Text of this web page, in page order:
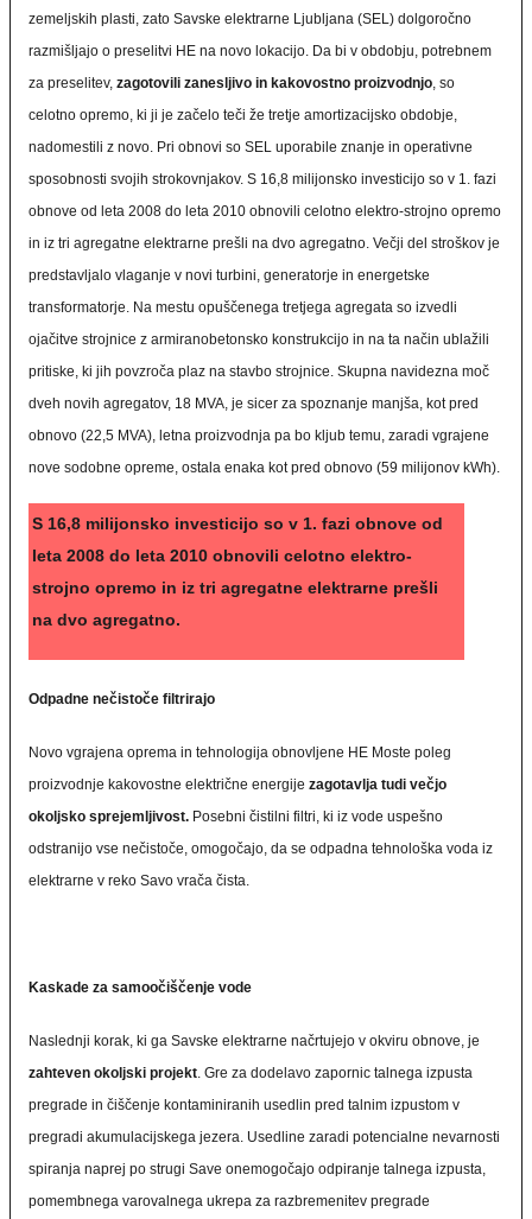
zemeljskih plasti, zato Savske elektrarne Ljubljana (SEL) dolgoročno
razmišljajo o preselitvi HE na novo lokacijo. Da bi v obdobju, potrebnem
za preselitev, zagotovili zanesljivo in kakovostno proizvodnjo, so
celotno opremo, ki ji je začelo teči že tretje amortizacijsko obdobje,
nadomestili z novo. Pri obnovi so SEL uporabile znanje in operativne
sposobnosti svojih strokovnjakov. S 16,8 milijonsko investicijo so v 1. fazi
obnove od leta 2008 do leta 2010 obnovili celotno elektro-strojno opremo
in iz tri agregatne elektrarne prešli na dvo agregatno. Večji del stroškov je
predstavljalo vlaganje v novi turbini, generatorje in energetske
transformatorje. Na mestu opuščenega tretjega agregata so izvedli
ojačitve strojnice z armiranobetonsko konstrukcijo in na ta način ublažili
pritiske, ki jih povzroča plaz na stavbo strojnice. Skupna navidezna moč
dveh novih agregatov, 18 MVA, je sicer za spoznanje manjša, kot pred
obnovo (22,5 MVA), letna proizvodnja pa bo kljub temu, zaradi vgrajene
nove sodobne opreme, ostala enaka kot pred obnovo (59 milijonov kWh).
S 16,8 milijonsko investicijo so v 1. fazi obnove od
leta 2008 do leta 2010 obnovili celotno elektro-
strojno opremo in iz tri agregatne elektrarne prešli
na dvo agregatno.
Odpadne nečistoče filtrirajo
Novo vgrajena oprema in tehnologija obnovljene HE Moste poleg
proizvodnje kakovostne električne energije zagotavlja tudi večjo
okoljsko sprejemljivost. Posebni čistilni filtri, ki iz vode uspešno
odstranijo vse nečistoče, omogočajo, da se odpadna tehnološka voda iz
elektrarne v reko Savo vrača čista.
Kaskade za samoočiščenje vode
Naslednji korak, ki ga Savske elektrarne načrtujejo v okviru obnove, je
zahteven okoljski projekt. Gre za dodelavo zapornic talnega izpusta
pregrade in čiščenje kontaminiranih usedlin pred talnim izpustom v
pregradi akumulacijskega jezera. Usedline zaradi potencialne nevarnosti
spiranja naprej po strugi Save onemogočajo odpiranje talnega izpusta,
pomembnega varovalnega ukrepa za razbremenitev pregrade